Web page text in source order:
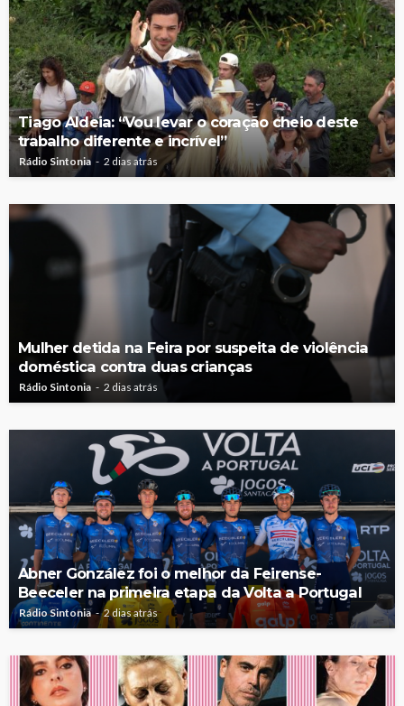
Tiago Aldeia: “Vou levar o coração cheio deste
trabalho diferente e incrível”
Rádio Sintonia 2 dias atrás
Mulher detida na Feira por suspeita de violência
doméstica contra duas crianças
Rádio Sintonia 2 dias atrás
Abner González foi o melhor da Feirense-
Beeceler na primeira etapa da Volta a Portugal
Rádio Sintonia 2 dias atrás